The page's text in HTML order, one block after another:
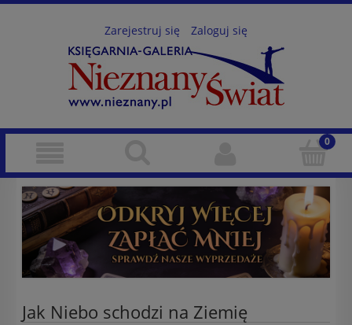
Zarejestruj się Zaloguj się
Jak Niebo schodzi na Ziemię